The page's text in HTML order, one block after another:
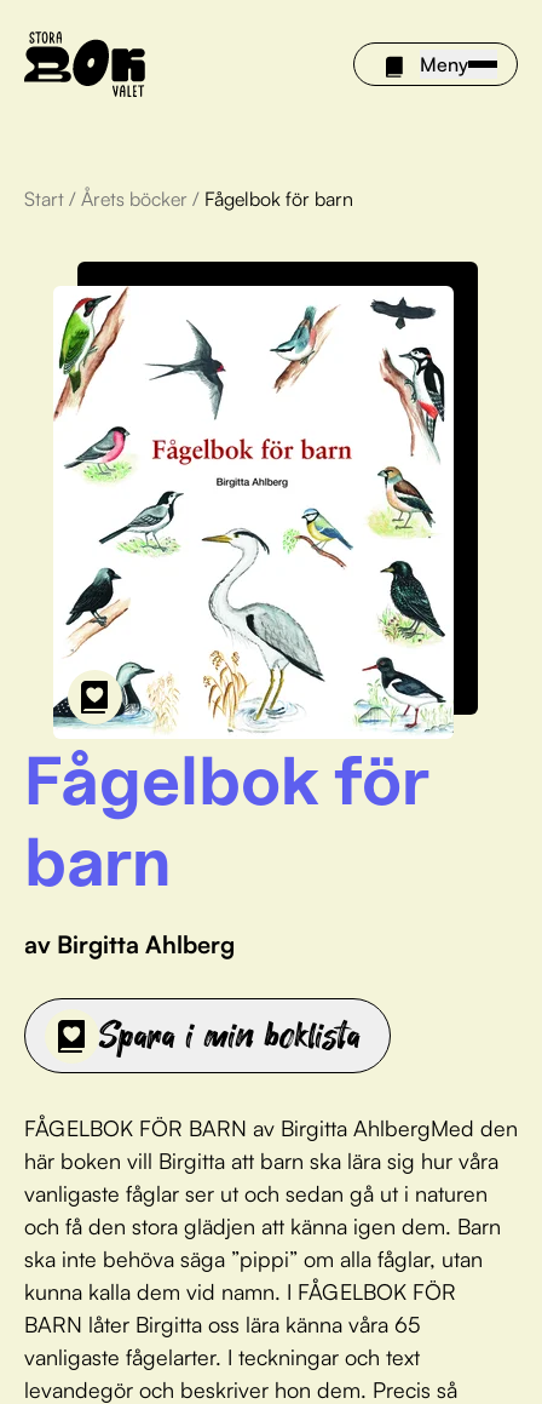
Meny
Årets böcker
Om Stora bokvalet
Olivia tipsar
Vinnare
FAQ
För bibliotek
Start / Årets böcker / Fågelbok för barn
Fågelbok för
barn
av Birgitta Ahlberg
Spara i min boklista
FÅGELBOK FÖR BARN av Birgitta AhlbergMed den
här boken vill Birgitta att barn ska lära sig hur våra
vanligaste fåglar ser ut och sedan gå ut i naturen
och få den stora glädjen att känna igen dem. Barn
ska inte behöva säga ”pippi” om alla fåglar, utan
kunna kalla dem vid namn. I FÅGELBOK FÖR
BARN låter Birgitta oss lära känna våra 65
vanligaste fågelarter. I teckningar och text
levandegör och beskriver hon dem. Precis så